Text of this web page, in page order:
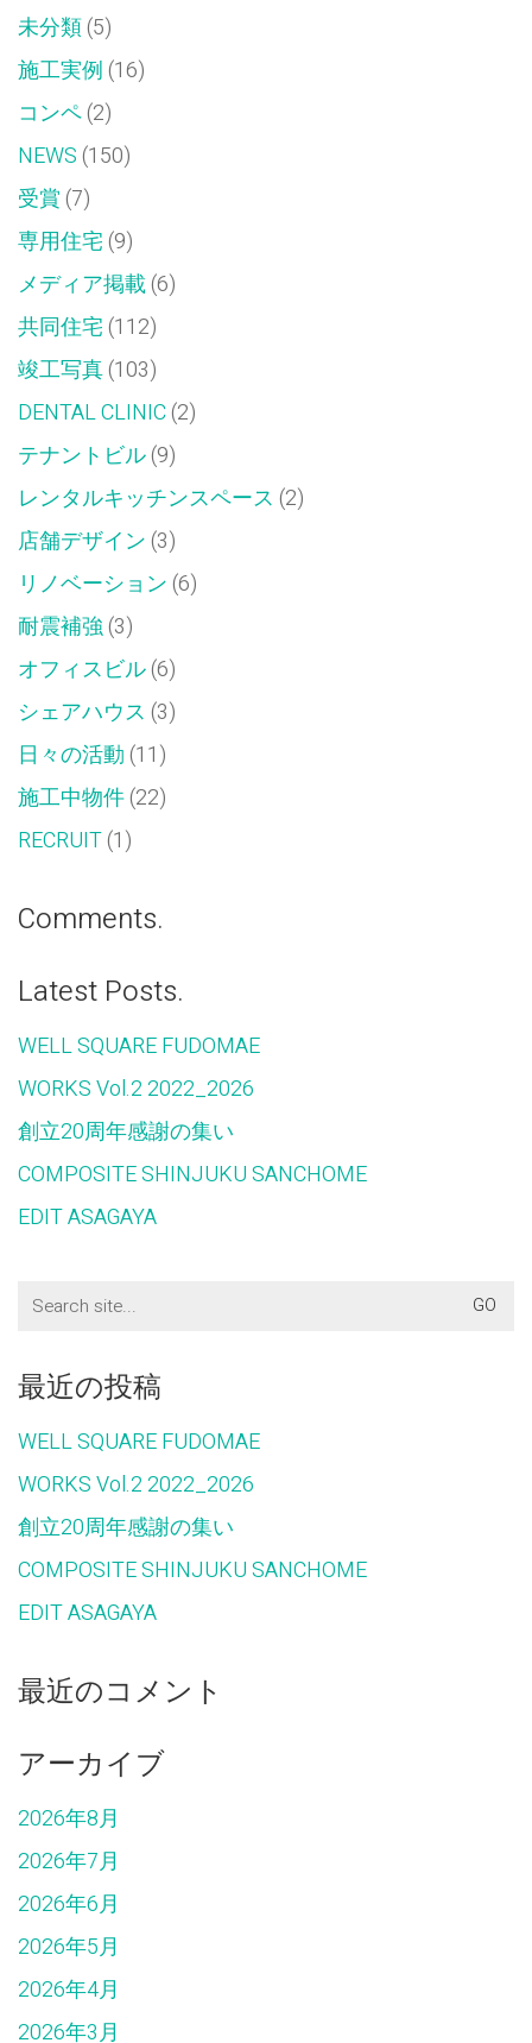
ド
ウ
で
き
ま
す)
未分類(5)
施工実例(16)
コンペ(2)
NEWS(150)
受賞(7)
専用住宅(9)
メディア掲載(6)
共同住宅(112)
竣工写真(103)
DENTAL CLINIC(2)
テナントビル(9)
レンタルキッチンスペース (2)
店舗デザイン(3)
リノベーション(6)
耐震補強(3)
オフィスビル(6)
シェアハウス (3)
日々の活動(11)
施工中物件(22)
RECRUIT(1)
Comments.
Latest Posts.
WELL SQUARE FUDOMAE
WORKS Vol.2 2022_2026
創立20周年感謝の集い
COMPOSITE SHINJUKU SANCHOME
EDIT ASAGAYA
Search
for:
最近の投稿
WELL SQUARE FUDOMAE
WORKS Vol.2 2022_2026
創立20周年感謝の集い
COMPOSITE SHINJUKU SANCHOME
EDIT ASAGAYA
最近のコメント
アーカイブ
2026年8月
2026年7月
2026年6月
2026年5月
2026年4月
2026年3月